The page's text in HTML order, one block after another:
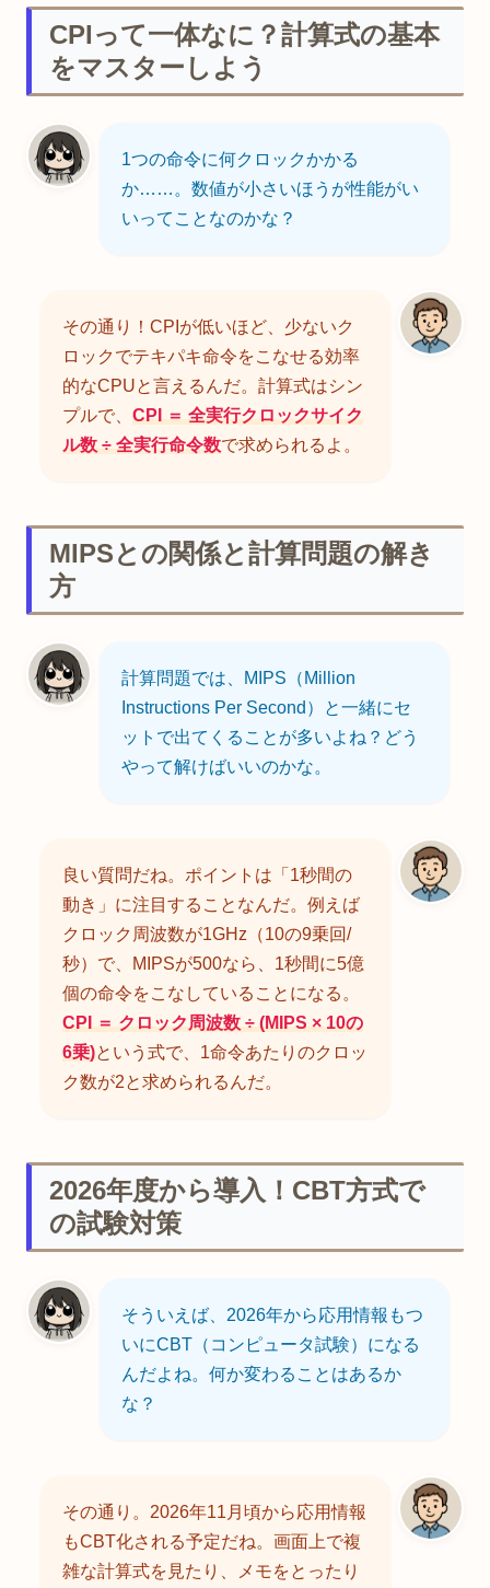
CPIって一体なに？計算式の基本
をマスターしよう
1つの命令に何クロックかかる
か……。数値が小さいほうが性能がい
いってことなのかな？
その通り！CPIが低いほど、少ないク
ロックでテキパキ命令をこなせる効率
的なCPUと言えるんだ。計算式はシン
プルで、 CPI ＝ 全実行クロックサイク
ル数 ÷ 全実行命令数で求められるよ。
MIPSとの関係と計算問題の解き
方
計算問題では、MIPS（Million
Instructions Per Second）と一緒にセ
ットで出てくることが多いよね？どう
やって解けばいいのかな。
良い質問だね。ポイントは「1秒間の
動き」に注目することなんだ。例えば
クロック周波数が1GHz（10の9乗回/
秒）で、MIPSが500なら、1秒間に5億
個の命令をこなしていることになる。
CPI ＝ クロック周波数 ÷ (MIPS × 10の
6乗)という式で、1命令あたりのクロッ
ク数が2と求められるんだ。
2026年度から導入！CBT方式で
の試験対策
そういえば、2026年から応用情報もつ
いにCBT（コンピュータ試験）になる
んだよね。何か変わることはあるか
な？
その通り。2026年11月頃から応用情報
もCBT化される予定だね。画面上で複
雑な計算式を見たり、メモをとったり